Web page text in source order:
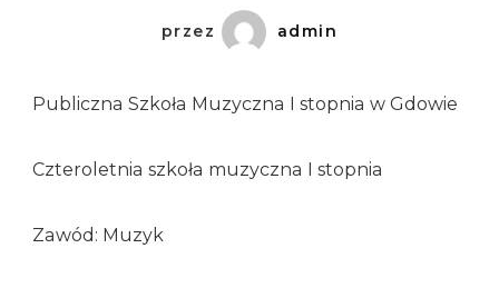
przez admin
Publiczna Szkoła Muzyczna I stopnia w Gdowie
Czteroletnia szkoła muzyczna I stopnia
Zawód: Muzyk